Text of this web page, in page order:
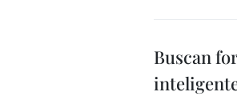
Buscan